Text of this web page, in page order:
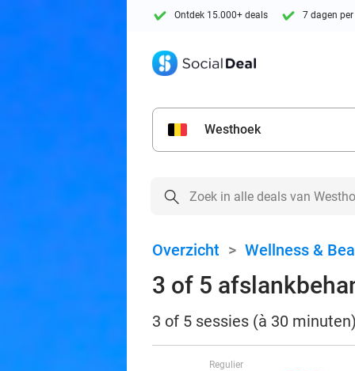
Ontdek 15.000+ deals 7 dagen
Westhoek
Overzicht > Wellness &
3 of 5
3 of 5 sessies (à 30
Regulier